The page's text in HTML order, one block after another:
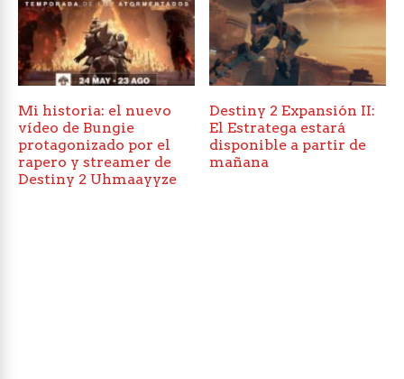
Mi historia: el nuevo
vídeo de Bungie
protagonizado por el
rapero y streamer de
Destiny 2 Uhmaayyze
Destiny 2 Expansión II:
El Estratega estará
disponible a partir de
mañana